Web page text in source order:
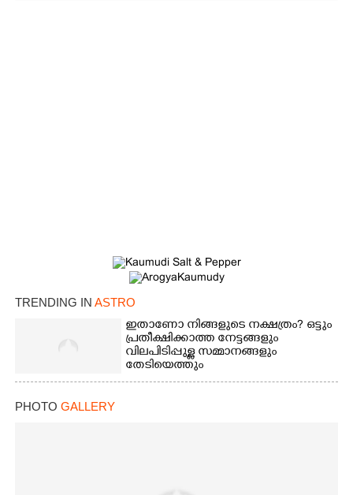
TRENDING IN ASTRO
ഇതാണോ നിങ്ങളുടെ നക്ഷത്രം? ഒട്ടും
പ്രതീക്ഷിക്കാത്ത നേട്ടങ്ങളും
വിലപിടിപ്പുള്ള സമ്മാനങ്ങളും
തേടിയെത്തും
PHOTO GALLERY